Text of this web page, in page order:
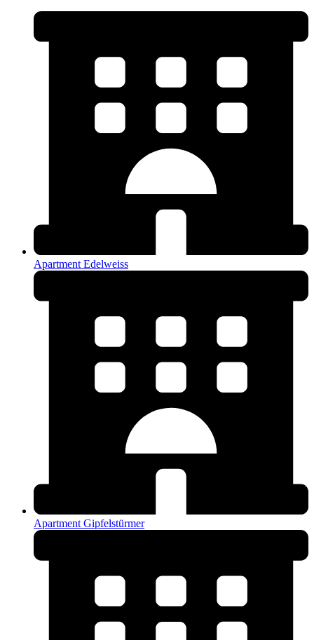
Apartment Edelweiss
Apartment Gipfelstürmer